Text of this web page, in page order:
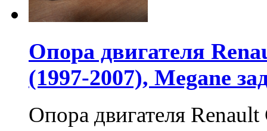
Опора двигателя
(1997-2007), Megane
Опора двигателя